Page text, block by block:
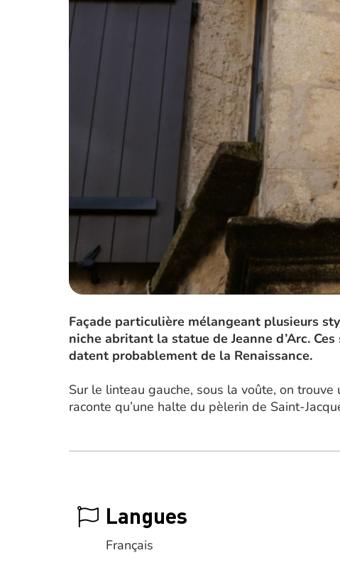
Façade particulière mélangeant plusieurs
niche abritant la statue de Jeanne d’Arc.
datent probablement de la Renaissance.
Sur le linteau gauche, sous la voûte, on
raconte qu’une halte du pèlerin de Saint-
Langues
Français